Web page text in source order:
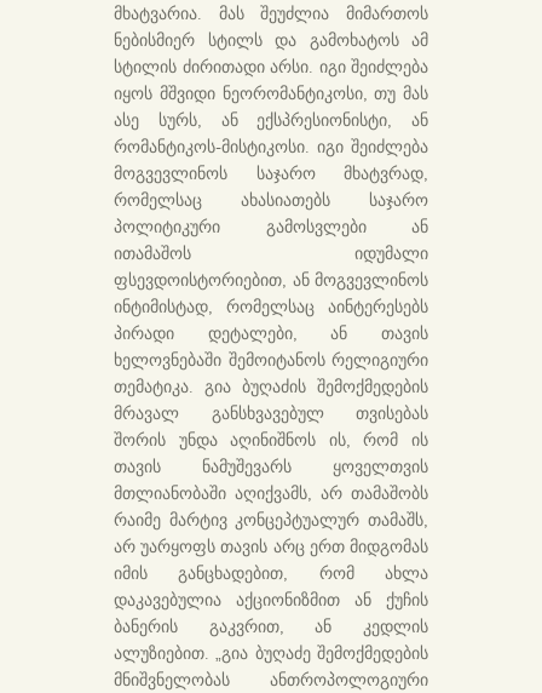
მხატვარია. მას შეუძლია მიმართოს
ნებისმიერ სტილს და გამოხატოს ამ
სტილის ძირითადი არსი. იგი შეიძლება
იყოს მშვიდი ნეორომანტიკოსი, თუ მას
ასე სურს, ან ექსპრესიონისტი, ან
რომანტიკოს-მისტიკოსი. იგი შეიძლება
მოგვევლინოს საჯარო მხატვრად,
რომელსაც ახასიათებს საჯარო
პოლიტიკური გამოსვლები ან
ითამაშოს იდუმალი
ფსევდოისტორიებით, ან მოგვევლინოს
ინტიმისტად, რომელსაც აინტერესებს
პირადი დეტალები, ან თავის
ხელოვნებაში შემოიტანოს რელიგიური
თემატიკა. გია ბუღაძის შემოქმედების
მრავალ განსხვავებულ თვისებას
შორის უნდა აღინიშნოს ის, რომ ის
თავის ნამუშევარს ყოველთვის
მთლიანობაში აღიქვამს, არ თამაშობს
რაიმე მარტივ კონცეპტუალურ თამაშს,
არ უარყოფს თავის არც ერთ მიდგომას
იმის განცხადებით, რომ ახლა
დაკავებულია აქციონიზმით ან ქუჩის
ბანერის გაკვრით, ან კედლის
ალუზიებით. „გია ბუღაძე შემოქმედების
მნიშვნელობას ანთროპოლოგიური